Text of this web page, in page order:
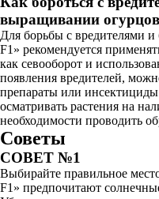
выращивании
Для борьбы с вредителями
F1» рекомендуется
как севооборот и
появления вредителей,
препараты или
осматривать растения на
необходимости проводить
Советы
СОВЕТ №1
Выбирайте правильное
F1» предпочитают